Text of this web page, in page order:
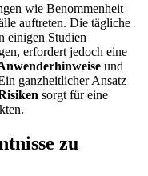
wie Benommenheit
auftreten. Die tägliche
einigen Studien
erfordert jedoch eine
und
ganzheitlicher Ansatz
sorgt für eine
zu